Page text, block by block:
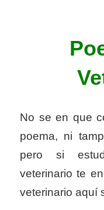
No se en que
poema, ni
pero si
veterinario te
veterinario aquí